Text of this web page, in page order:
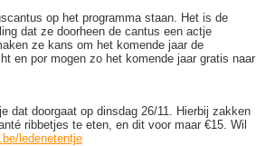
op het programma staan. Het is de
dat ze doorheen de cantus een actje
ze kans om het komende jaar de
en por mogen zo het komende jaar gratis naar
dat doorgaat op dinsdag 26/11. Hierbij zakken
ribbetjes te eten, en dit voor maar €15. Wil
ledenetentje